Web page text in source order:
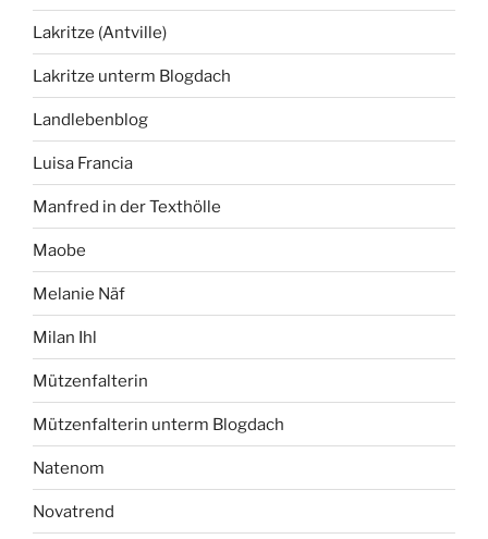
Lakritze (Antville)
Lakritze unterm Blogdach
Landlebenblog
Luisa Francia
Manfred in der Texthölle
Maobe
Melanie Näf
Milan Ihl
Mützenfalterin
Mützenfalterin unterm Blogdach
Natenom
Novatrend